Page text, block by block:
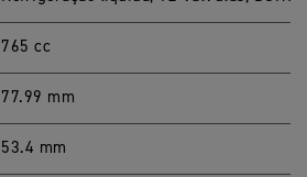
765 cc
77.99 mm
53.4 mm